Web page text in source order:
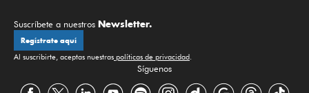
Suscríbete a nuestros Newsletter.
Regístrate aquí
Al suscribirte, aceptas nuestras políticas de privacidad.
Síguenos